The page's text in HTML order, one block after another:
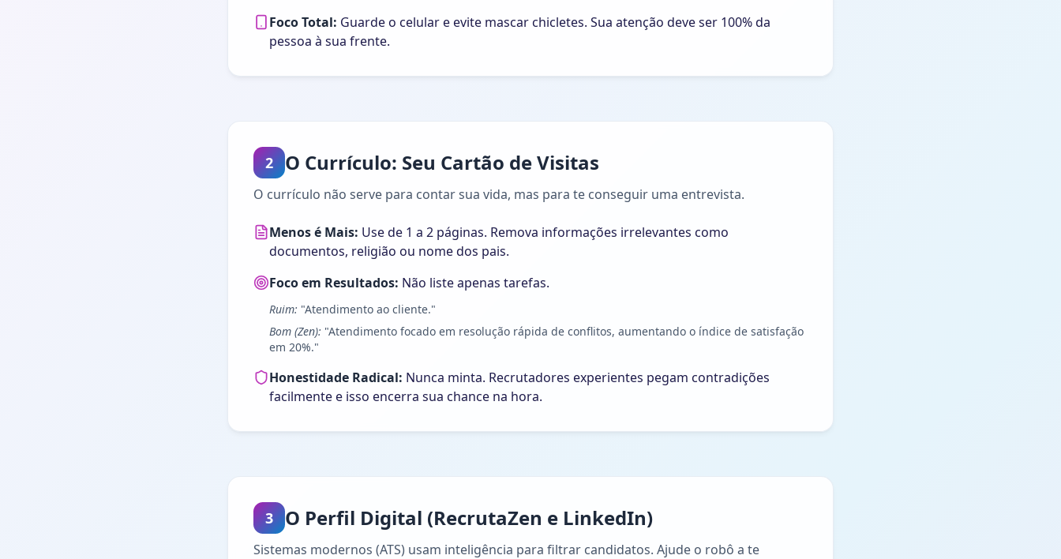
Foco Total: Guarde o celular e evite mascar chicletes. Sua atenção deve ser 100% da
pessoa à sua frente.
2 O Currículo: Seu Cartão de Visitas
O currículo não serve para contar sua vida, mas para te conseguir uma entrevista.
Menos é Mais: Use de 1 a 2 páginas. Remova informações irrelevantes como
documentos, religião ou nome dos pais.
Foco em Resultados: Não liste apenas tarefas.
Ruim: "Atendimento ao cliente."
Bom (Zen): "Atendimento focado em resolução rápida de conflitos, aumentando o índice de satisfação
em 20%."
Honestidade Radical: Nunca minta. Recrutadores experientes pegam contradições
facilmente e isso encerra sua chance na hora.
3 O Perfil Digital (RecrutaZen e LinkedIn)
Sistemas modernos (ATS) usam inteligência para filtrar candidatos. Ajude o robô a te